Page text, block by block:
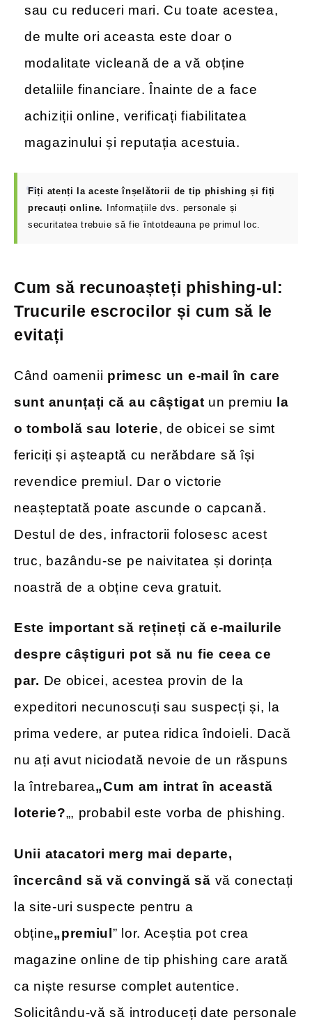
sau cu reduceri mari. Cu toate acestea,
de multe ori aceasta este doar o
modalitate vicleană de a vă obține
detaliile financiare. Înainte de a face
achiziții online, verificați fiabilitatea
magazinului și reputația acestuia.
Fiți atenți la aceste înșelătorii de tip phishing și fiți
precauți online.
Informațiile dvs. personale și
securitatea trebuie să fie întotdeauna pe primul loc.
Cum să recunoașteți phishing-ul:
Trucurile escrocilor și cum să le
evitați
Când oamenii primesc un e-mail în care
sunt anunțați că au câștigat un premiu la
o tombolă sau loterie, de obicei se simt
fericiți și așteaptă cu nerăbdare să își
revendice premiul. Dar o victorie
neașteptată poate ascunde o capcană.
Destul de des, infractorii folosesc acest
truc, bazându-se pe naivitatea și dorința
noastră de a obține ceva gratuit.
Este important să rețineți că e-mailurile
despre câștiguri pot să nu fie ceea ce
par. De obicei, acestea provin de la
expeditori necunoscuți sau suspecți și, la
prima vedere, ar putea ridica îndoieli. Dacă
nu ați avut niciodată nevoie de un răspuns
la întrebarea„Cum am intrat în această
loterie?„, probabil este vorba de phishing.
Unii atacatori merg mai departe,
încercând să vă convingă să vă conectați
la site-uri suspecte pentru a
obține„premiul ” lor. Aceștia pot crea
magazine online de tip phishing care arată
ca niște resurse complet autentice.
Solicitându-vă să introduceți date personale